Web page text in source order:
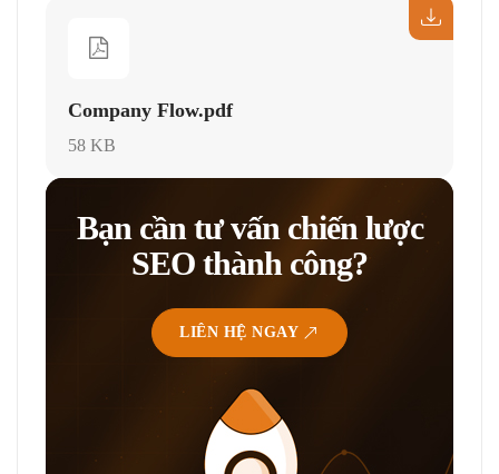
Company Flow.pdf
58 KB
Bạn cần tư vấn chiến lược
SEO thành công?
LIÊN HỆ NGAY